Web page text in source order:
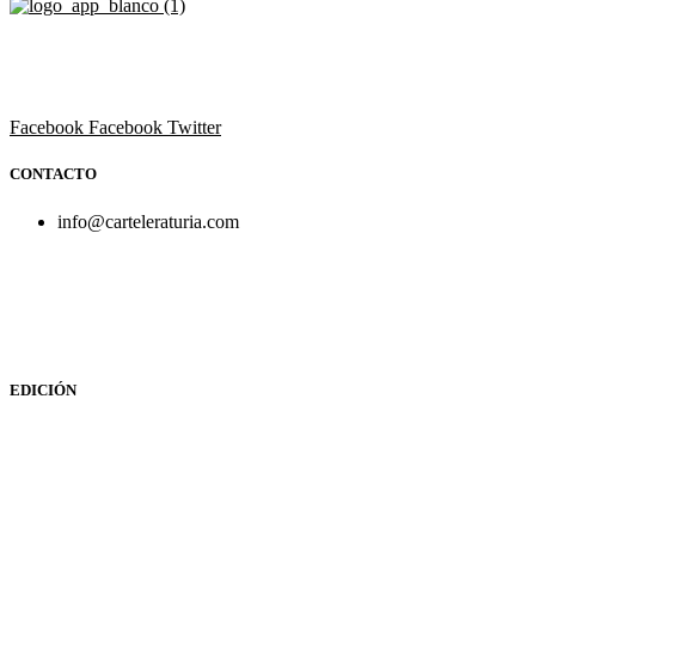
Facebook Facebook Twitter
CONTACTO
info@carteleraturia.com
EDICIÓN